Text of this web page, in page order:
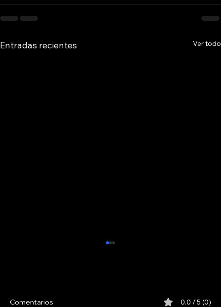
Entradas recientes Ver todo
Comentarios 0.0 / 5 (0)